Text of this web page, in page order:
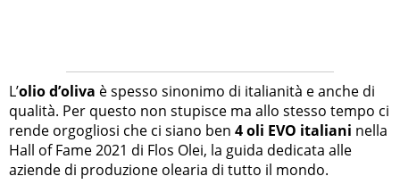
L’olio d’oliva è spesso sinonimo di italianità e anche di
qualità. Per questo non stupisce ma allo stesso tempo ci
rende orgogliosi che ci siano ben 4 oli EVO italiani nella
Hall of Fame 2021 di Flos Olei, la guida dedicata alle
aziende di produzione olearia di tutto il mondo.